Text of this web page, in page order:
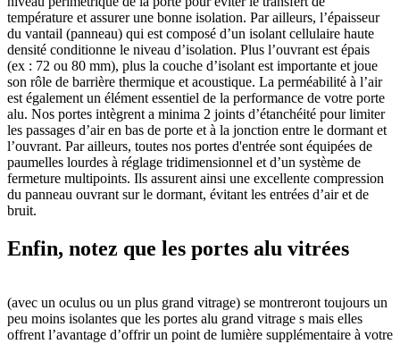
température et assurer une bonne isolation. Par ailleurs, l’épaisseur
du vantail (panneau) qui est composé d’un isolant cellulaire haute
densité conditionne le niveau d’isolation. Plus l’ouvrant est épais
(ex : 72 ou 80 mm), plus la couche d’isolant est importante et joue
son rôle de barrière thermique et acoustique. La perméabilité à l’air
est également un élément essentiel de la performance de votre porte
alu. Nos portes intègrent a minima 2 joints d’étanchéité pour limiter
les passages d’air en bas de porte et à la jonction entre le dormant et
l’ouvrant. Par ailleurs, toutes nos portes d'entrée sont équipées de
paumelles lourdes à réglage tridimensionnel et d’un système de
fermeture multipoints. Ils assurent ainsi une excellente compression
du panneau ouvrant sur le dormant, évitant les entrées d’air et de
bruit.
Enfin, notez que les portes alu vitrées
(avec un oculus ou un plus grand vitrage) se montreront toujours un
peu moins isolantes que les portes alu grand vitrage s mais elles
offrent l’avantage d’offrir un point de lumière supplémentaire à votre